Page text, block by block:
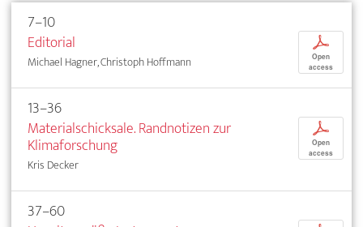
7–10
Editorial
Michael Hagner, Christoph Hoffmann
p
Open
access
13–36
Materialschicksale. Randnotizen zur
Klimaforschung
Kris Decker
p
Open
access
37–60